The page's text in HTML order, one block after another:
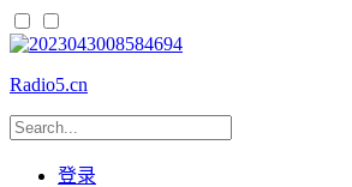
Radio5.cn
登录